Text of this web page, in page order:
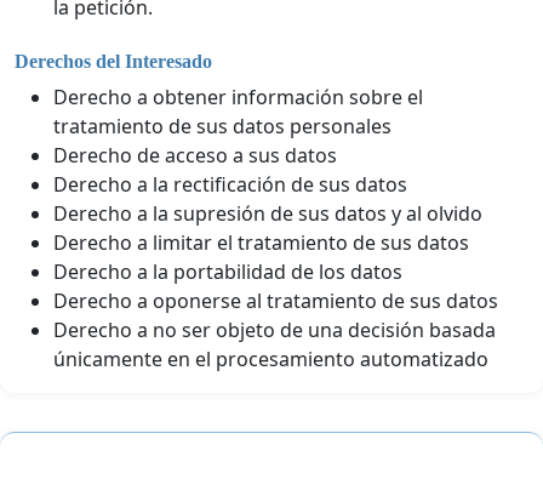
la petición.
Derechos del Interesado
Derecho a obtener información sobre el
tratamiento de sus datos personales
Derecho de acceso a sus datos
Derecho a la rectificación de sus datos
Derecho a la supresión de sus datos y al olvido
Derecho a limitar el tratamiento de sus datos
Derecho a la portabilidad de los datos
Derecho a oponerse al tratamiento de sus datos
Derecho a no ser objeto de una decisión basada
únicamente en el procesamiento automatizado